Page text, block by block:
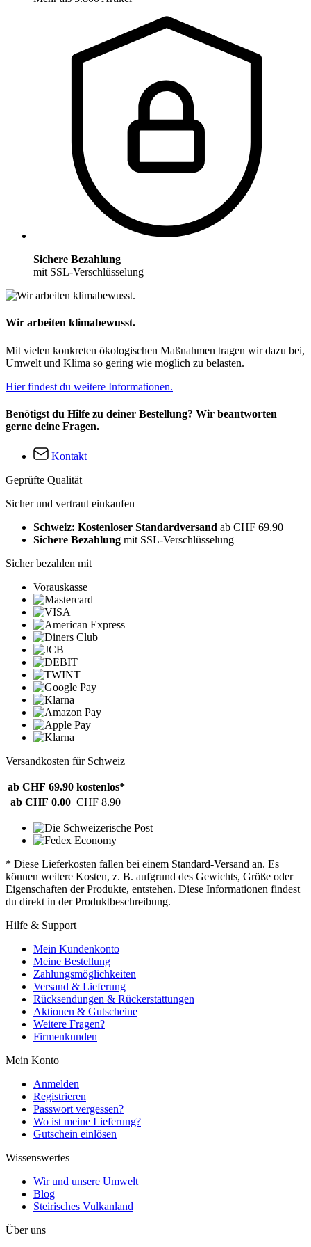
Sichere Bezahlung
mit SSL-Verschlüsselung
Wir arbeiten klimabewusst.
Mit vielen konkreten ökologischen Maßnahmen tragen wir dazu bei,
Umwelt und Klima so gering wie möglich zu belasten.
Hier findest du weitere Informationen.
Benötigst du Hilfe zu deiner Bestellung? Wir beantworten
gerne deine Fragen.
Kontakt
Geprüfte Qualität
Sicher und vertraut einkaufen
Schweiz: Kostenloser Standardversand ab CHF 69.90
Sichere Bezahlung mit SSL-Verschlüsselung
Sicher bezahlen mit
Vorauskasse
Versandkosten für Schweiz
ab CHF 69.90 kostenlos*
ab CHF 0.00 CHF 8.90
* Diese Lieferkosten fallen bei einem Standard-Versand an. Es
können weitere Kosten, z. B. aufgrund des Gewichts, Größe oder
Eigenschaften der Produkte, entstehen. Diese Informationen findest
du direkt in der Produktbeschreibung.
Hilfe & Support
Mein Kundenkonto
Meine Bestellung
Zahlungsmöglichkeiten
Versand & Lieferung
Rücksendungen & Rückerstattungen
Aktionen & Gutscheine
Weitere Fragen?
Firmenkunden
Mein Konto
Anmelden
Registrieren
Passwort vergessen?
Wo ist meine Lieferung?
Gutschein einlösen
Wissenswertes
Wir und unsere Umwelt
Blog
Steirisches Vulkanland
Über uns